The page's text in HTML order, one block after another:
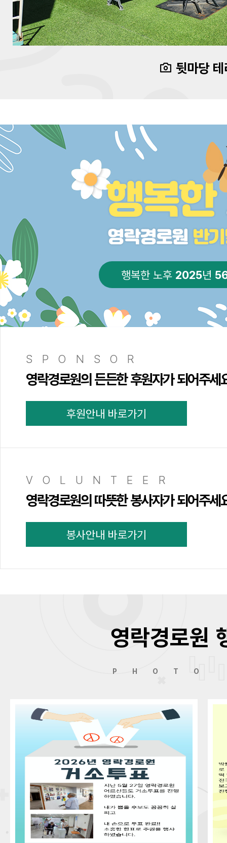
뒷마당
행복한 노후 2025년
SPONSOR
영락경로원의 든든한 후원자가 되어주세
후원안내 바로가기
VOLUNTEER
영락경로원의 따뜻한 봉사자가 되어주세
봉사안내 바로가기
영락경로원
PHOTO